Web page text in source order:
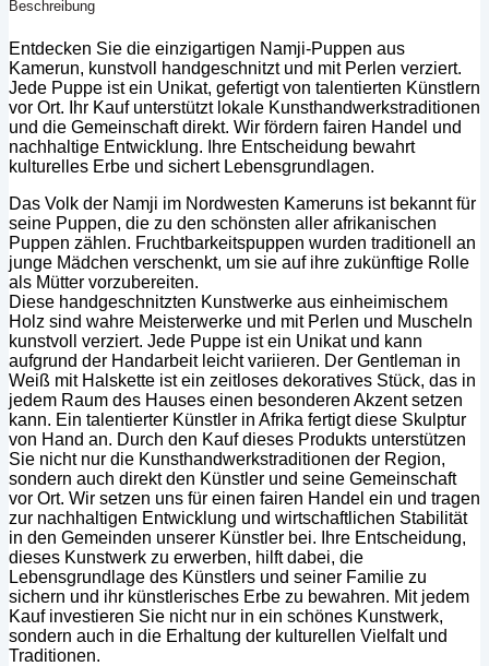
Beschreibung
Entdecken Sie die einzigartigen Namji-Puppen aus
Kamerun, kunstvoll handgeschnitzt und mit Perlen verziert.
Jede Puppe ist ein Unikat, gefertigt von talentierten Künstlern
vor Ort. Ihr Kauf unterstützt lokale Kunsthandwerkstraditionen
und die Gemeinschaft direkt. Wir fördern fairen Handel und
nachhaltige Entwicklung. Ihre Entscheidung bewahrt
kulturelles Erbe und sichert Lebensgrundlagen.
Das Volk der Namji im Nordwesten Kameruns ist bekannt für
seine Puppen, die zu den schönsten aller afrikanischen
Puppen zählen. Fruchtbarkeitspuppen wurden traditionell an
junge Mädchen verschenkt, um sie auf ihre zukünftige Rolle
als Mütter vorzubereiten.
Diese handgeschnitzten Kunstwerke aus einheimischem
Holz sind wahre Meisterwerke und mit Perlen und Muscheln
kunstvoll verziert. Jede Puppe ist ein Unikat und kann
aufgrund der Handarbeit leicht variieren. Der Gentleman in
Weiß mit Halskette ist ein zeitloses dekoratives Stück, das in
jedem Raum des Hauses einen besonderen Akzent setzen
kann. Ein talentierter Künstler in Afrika fertigt diese Skulptur
von Hand an. Durch den Kauf dieses Produkts unterstützen
Sie nicht nur die Kunsthandwerkstraditionen der Region,
sondern auch direkt den Künstler und seine Gemeinschaft
vor Ort. Wir setzen uns für einen fairen Handel ein und tragen
zur nachhaltigen Entwicklung und wirtschaftlichen Stabilität
in den Gemeinden unserer Künstler bei. Ihre Entscheidung,
dieses Kunstwerk zu erwerben, hilft dabei, die
Lebensgrundlage des Künstlers und seiner Familie zu
sichern und ihr künstlerisches Erbe zu bewahren. Mit jedem
Kauf investieren Sie nicht nur in ein schönes Kunstwerk,
sondern auch in die Erhaltung der kulturellen Vielfalt und
Traditionen.